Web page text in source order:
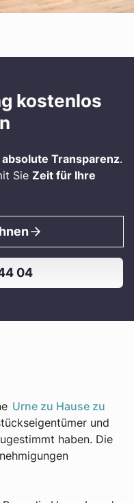
kostenlos
absolute Transparenz.
Sie Zeit für Ihre
04
Urne zu Hause zu
und
haben. Die